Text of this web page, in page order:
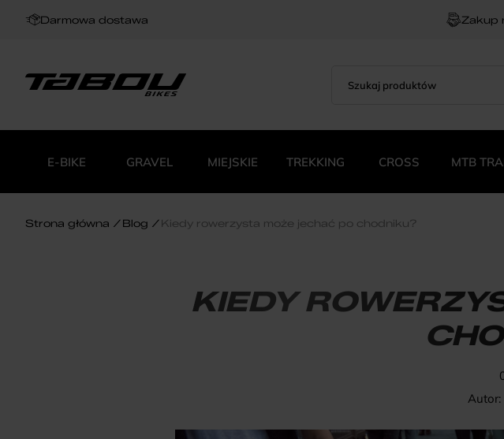
Darmowa dostawa Zakup
produktów
E-BIKE GRAVEL MIEJSKIE TREKKING CROSS MTB
Strona główna Blog Kiedy rowerzysta może jechać po chodniku?
KIEDY
Autor: